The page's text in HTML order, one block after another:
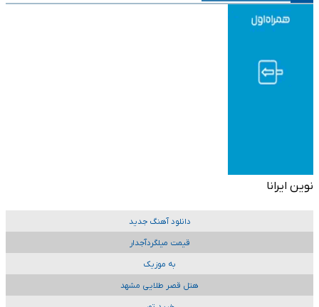
نوین ایرانا
دانلود آهنگ جدید
قیمت میلگردآجدار
به موزیک
هتل قصر طلایی مشهد